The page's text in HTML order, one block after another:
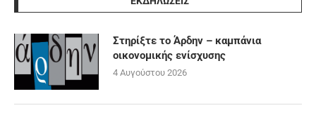
Στηρίξτε το Άρδην – καμπάνια
οικονομικής ενίσχυσης
4 Αυγούστου 2026